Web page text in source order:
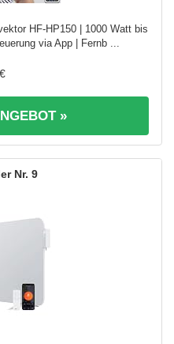
HF-HP150 | 1000 Watt bis
via App | Fernb ...
»
9